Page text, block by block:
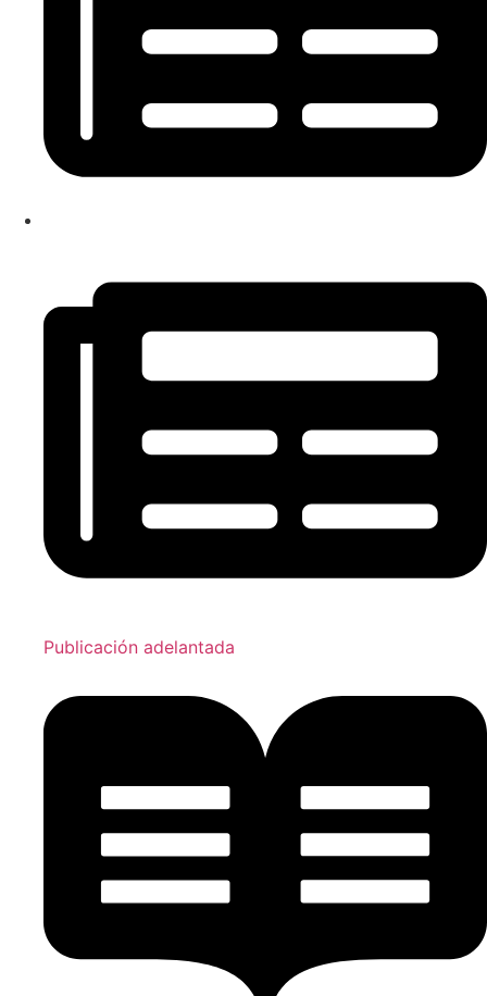
Publicación adelantada